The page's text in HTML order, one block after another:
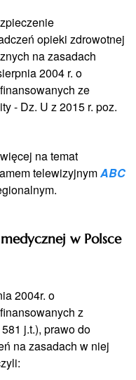
opieki zdrowotnej
na zasadach
2004 r. o
ze
- Dz. U z 2015 r. poz.
na temat
telewizyjnymABC
w Polsce
2004r. o
z
j.t.), prawo do
na zasadach w niej